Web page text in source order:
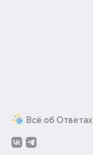
Всё об Ответах